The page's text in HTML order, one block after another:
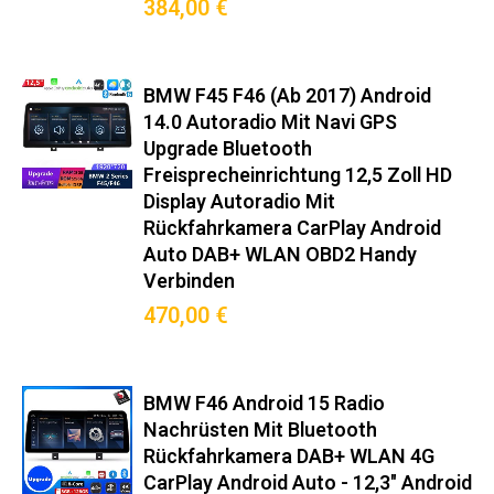
▸ Sprachsteuerung via Google Assistant/Siri
Perfekte Lösung für:
✧ Nachrüstung veralteter Fabrikradios
✧ Navigation ohne Smartphone-Halterung
✧ Musikstreaming mit DAB+-Empfang
✧ Rückfahrkamera-Integration (optional)
✧ OBD2-Datenanzeige im Dashboard ‌
Garantie & Service‌
✅ 18 Monate Herstellergarantie
✅ Kostenlose Firmware-Updates für 3 Jahre
✅ Deutsche Hotline: Mo-Fr 8-20 Uhr erreichbar
✅ Telefonische Einbauberatung (* bei fachgerechtem Einbau)
✅ 48h-Versand aus deutschem Lager
Gegenüber Originalradio:
✓ 500% schnellere App-Reaktionszeit
✓ 3x bessere Signalempfangsleistung
✓ 7x mehr Konnektivitätsoptionen
✓ 12 Monate längere Softwareunterstützung
384,00 €
BMW F45 F46 (Ab 2017) Android
14.0 Autoradio Mit Navi GPS
Upgrade Bluetooth
Freisprecheinrichtung 12,5 Zoll HD
Display Autoradio Mit
Rückfahrkamera CarPlay Android
Auto DAB+ WLAN OBD2 Handy
Verbinden
470,00 €
BMW F46 Android 15 Radio
Nachrüsten Mit Bluetooth
Rückfahrkamera DAB+ WLAN 4G
CarPlay Android Auto - 12,3" Android